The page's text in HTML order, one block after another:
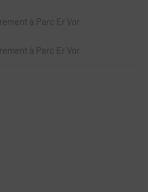
à Parc Er Vor
à Parc Er Vor